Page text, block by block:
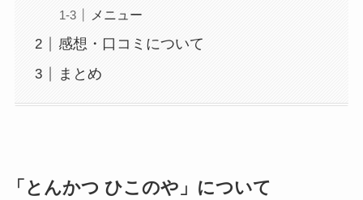
メニュー
感想・口コミについて
まとめ
「 とんかつ ひこのや 」について